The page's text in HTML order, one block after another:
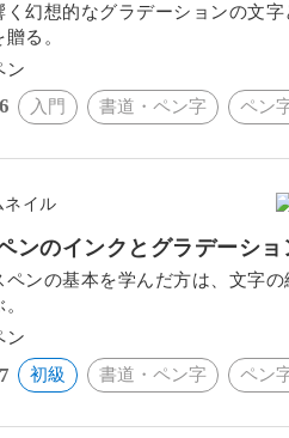
く幻想的なグラデーションの文
る。
ン
入門 書道・ペン字 ペン
ンのインクとグラデーシ
ペンの基本を学んだ方は、文字
ン
初級 書道・ペン字 ペン